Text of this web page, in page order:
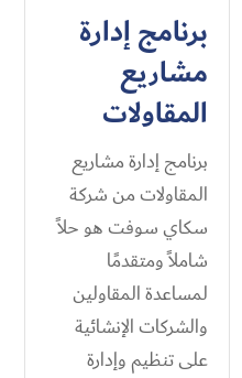
برنامج إدارة
مشاريع
المقاولات
برنامج إدارة مشاريع
المقاولات من شركة
سكاي سوفت هو حلاً
شاملاً ومتقدمًا
لمساعدة المقاولين
والشركات الإنشائية
على تنظيم وإدارة